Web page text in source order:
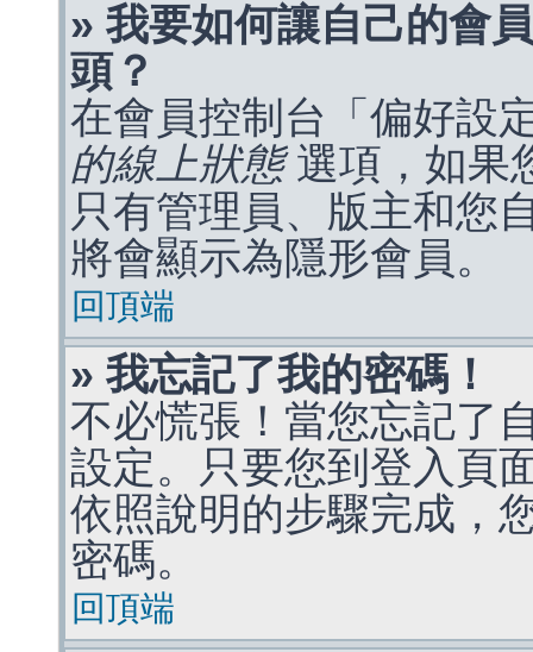
» 我要如何讓自己的會
頭？
在會員控制台「偏好設
的線上狀態選項，如果
只有管理員、版主和您
將會顯示為隱形會員。
回頂端
» 我忘記了我的密碼！
不必慌張！當您忘記了
設定。只要您到登入頁
依照說明的步驟完成，
密碼。
回頂端